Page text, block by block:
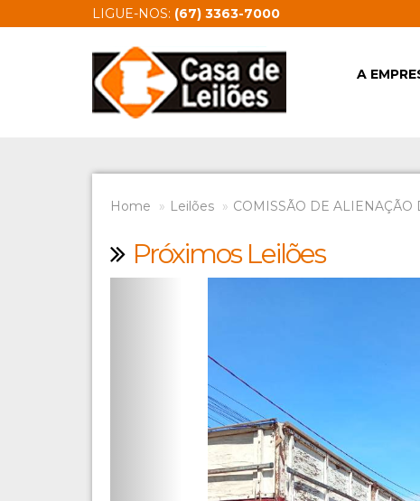
LIGUE-NOS: (67) 3363-7000
A
Home Leilões COMISSÃO DE ALIENAÇÃO
Próximos Leilões